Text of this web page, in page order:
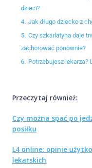
dzieci?
4. Jak długo dziecko z
5. Czy szkarlatyna daje
zachorować ponownie?
6. Potrzebujesz lekarza?
Przeczytaj również:
Czy można spać po
posiłku
L4 online: opinie
lekarskich